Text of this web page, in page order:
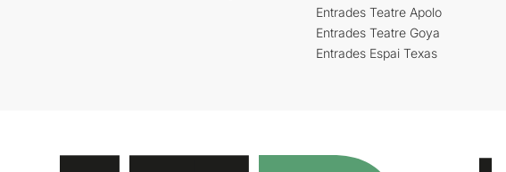
Entrades Teatre Apolo
Entrades Teatre Goya
Entrades Espai Texas